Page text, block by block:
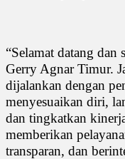
“Selamat datang dan
Gerry Agnar Timur.
dijalankan dengan
menyesuaikan diri,
dan tingkatkan
memberikan
transparan, dan